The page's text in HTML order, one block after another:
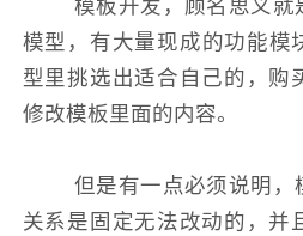
模板开发，顾名思义就
模型，有大量现成的功能模
型里挑选出适合自己的，购
修改模板里面的内容。
但是有一点必须说明，
关系是固定无法改动的，并